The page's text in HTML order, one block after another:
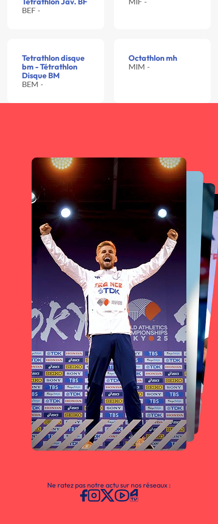
BEF -
Tetrathlon disque
bm - Tétrathlon
Disque BM
BEM -
Octathlon mh
MIM -
Ne ratez pas notre actu sur nos réseaux :